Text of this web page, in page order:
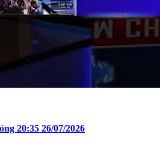
20:35 26/07/2026